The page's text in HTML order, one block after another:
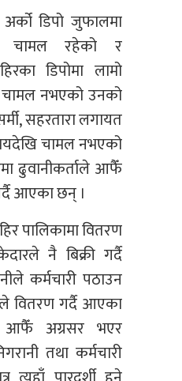
डिपो जुफालमा
चामल रहेको र
डिपोमा लामो
नभएको उनको
सहरतारा लगायत
चामल नभएको
ढुवानीकर्ताले आफैँ
आएका छन् ।
पालिकामा वितरण
नै बिक्री गर्दै
कर्मचारी पठाउन
वितरण गर्दै आएका
आफैँ अग्रसर भएर
तथा कर्मचारी